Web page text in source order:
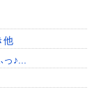
他
♪...